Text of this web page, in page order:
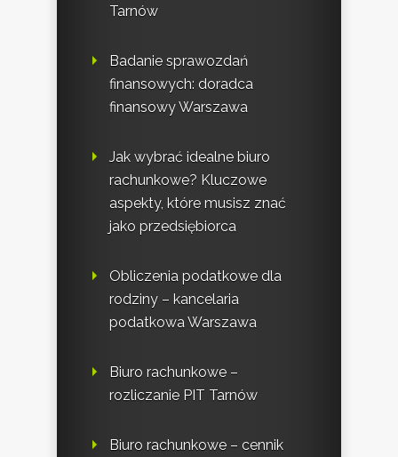
Tarnów
Badanie sprawozdań
finansowych: doradca
finansowy Warszawa
Jak wybrać idealne biuro
rachunkowe? Kluczowe
aspekty, które musisz znać
jako przedsiębiorca
Obliczenia podatkowe dla
rodziny – kancelaria
podatkowa Warszawa
Biuro rachunkowe –
rozliczanie PIT Tarnów
Biuro rachunkowe – cennik